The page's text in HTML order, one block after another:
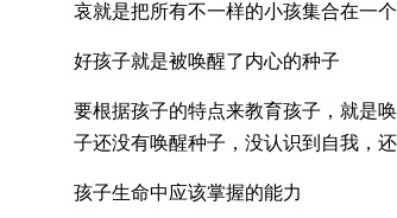
哀就是把所有不一样的小孩集合在一
好孩子就是被唤醒了内心的种子
要根据孩子的特点来教育孩子，就是
子还没有唤醒种子，没认识到自我，还
孩子生命中应该掌握的能力